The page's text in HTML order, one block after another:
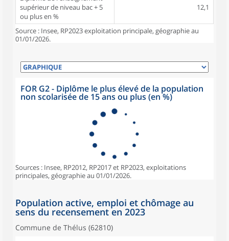
supérieur de niveau bac + 5
ou plus en %
12,1
Source : Insee, RP2023 exploitation principale, géographie au
01/01/2026.
FOR G2 - Diplôme le plus élevé de la population
non scolarisée de 15 ans ou plus (en %)
Sources : Insee, RP2012, RP2017 et RP2023, exploitations
principales, géographie au 01/01/2026.
Population active, emploi et chômage au
sens du recensement en 2023
Commune de Thélus (62810)